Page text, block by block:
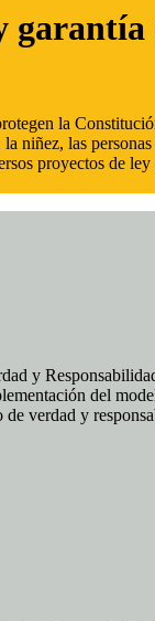
la
las
proyectos de
y
del
verdad y